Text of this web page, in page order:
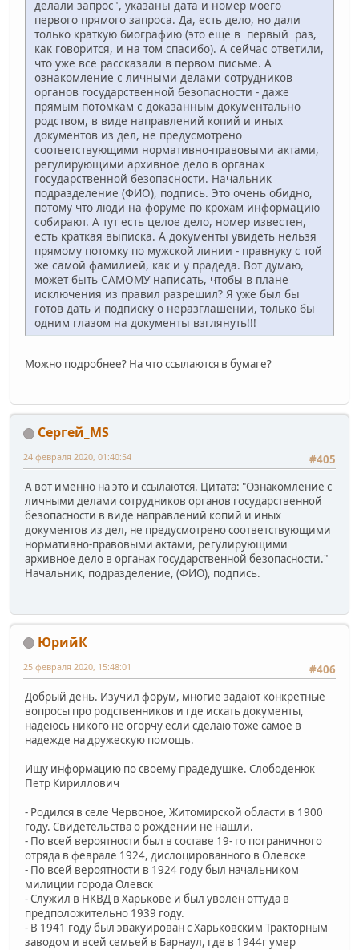
делали запрос", указаны дата и номер моего
первого прямого запроса. Да, есть дело, но дали
только краткую биографию (это ещё в первый раз,
как говорится, и на том спасибо). А сейчас ответили,
что уже всё рассказали в первом письме. А
ознакомление с личными делами сотрудников
органов государственной безопасности - даже
прямым потомкам с доказанным документально
родством, в виде направлений копий и иных
документов из дел, не предусмотрено
соответствующими нормативно-правовыми актами,
регулирующими архивное дело в органах
государственной безопасности. Начальник
подразделение (ФИО), подпись. Это очень обидно,
потому что люди на форуме по крохам информацию
собирают. А тут есть целое дело, номер известен,
есть краткая выписка. А документы увидеть нельзя
прямому потомку по мужской линии - правнуку с той
же самой фамилией, как и у прадеда. Вот думаю,
может быть САМОМУ написать, чтобы в плане
исключения из правил разрешил? Я уже был бы
готов дать и подписку о неразглашении, только бы
одним глазом на документы взглянуть!!!
Можно подробнее? На что ссылаются в бумаге?
Сергей_МS
#405
24 февраля 2020, 01:40:54
А вот именно на это и ссылаются. Цитата: "Ознакомление с
личными делами сотрудников органов государственной
безопасности в виде направлений копий и иных
документов из дел, не предусмотрено соответствующими
нормативно-правовыми актами, регулирующими
архивное дело в органах государственной безопасности."
Начальник, подразделение, (ФИО), подпись.
ЮрийК
#406
25 февраля 2020, 15:48:01
Добрый день. Изучил форум, многие задают конкретные
вопросы про родственников и где искать документы,
надеюсь никого не огорчу если сделаю тоже самое в
надежде на дружескую помощь.
Ищу информацию по своему прадедушке. Слободенюк
Петр Кириллович
- Родился в селе Червоное, Житомирской области в 1900
году. Свидетельства о рождении не нашли.
- По всей вероятности был в составе 19- го пограничного
отряда в феврале 1924, дислоцированного в Олевске
- По всей вероятности в 1924 году был начальником
милиции города Олевск
- Служил в НКВД в Харькове и был уволен оттуда в
предположительно 1939 году.
- В 1941 году был эвакуирован с Харьковским Тракторным
заводом и всей семьей в Барнаул, где в 1944г умер